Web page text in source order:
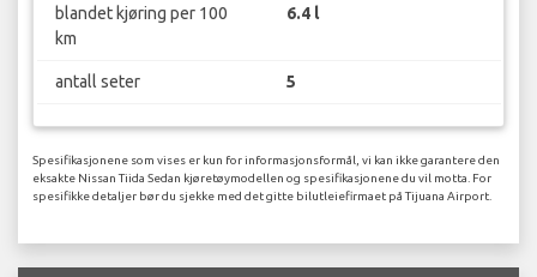
blandet kjøring per 100
km
6.4 l
antall seter 5
Spesifikasjonene som vises er kun for informasjonsformål, vi kan ikke garantere den
eksakte Nissan Tiida Sedan kjøretøymodellen og spesifikasjonene du vil motta. For
spesifikke detaljer bør du sjekke med det gitte bilutleiefirmaet på Tijuana Airport.